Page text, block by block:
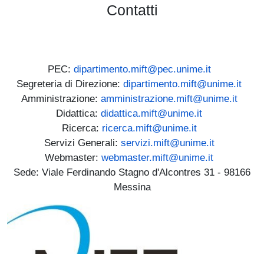
Contatti
PEC: dipartimento.mift@pec.unime.it
Segreteria di Direzione: dipartimento.mift@unime.it
Amministrazione: amministrazione.mift@unime.it
Didattica: didattica.mift@unime.it
Ricerca: ricerca.mift@unime.it
Servizi Generali: servizi.mift@unime.it
Webmaster: webmaster.mift@unime.it
Sede: Viale Ferdinando Stagno d'Alcontres 31 - 98166
Messina
Immagine